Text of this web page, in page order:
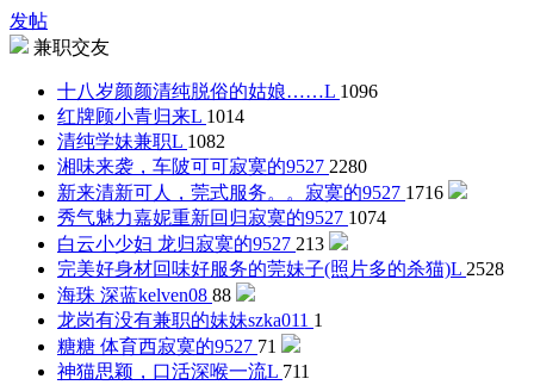
发帖
兼职交友
十八岁颜颜清纯脱俗的姑娘……L 1096
红牌顾小青归来L 1014
清纯学妹兼职L 1082
湘味来袭，车陂可可寂寞的9527 2280
新来清新可人，莞式服务。。 寂寞的9527 1716
秀气魅力嘉妮重新回归寂寞的9527 1074
白云小少妇 龙归寂寞的9527 213
完美好身材回味好服务的莞妹子(照片多的杀猫)L 2528
海珠 深蓝kelven08 88
龙岗有没有兼职的妹妹szka011 1
糖糖 体育西寂寞的9527 71
神猫思颖，口活深喉一流L 711